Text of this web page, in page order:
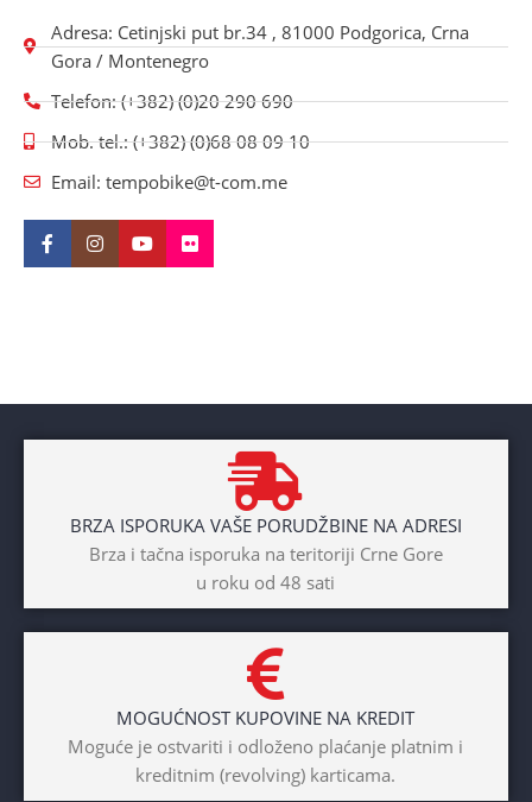
Adresa: Cetinjski put br.34 , 81000 Podgorica, Crna
Gora / Montenegro
Telefon: (+382) (0)20 290 690
Mob. tel.: (+382) (0)68 08 09 10
Email: tempobike@t-com.me
BRZA ISPORUKA VAŠE PORUDŽBINE NA ADRESI
Brza i tačna isporuka na teritoriji Crne Gore
u roku od 48 sati
MOGUĆNOST KUPOVINE NA KREDIT
Moguće je ostvariti i odloženo plaćanje platnim i
kreditnim (revolving) karticama.